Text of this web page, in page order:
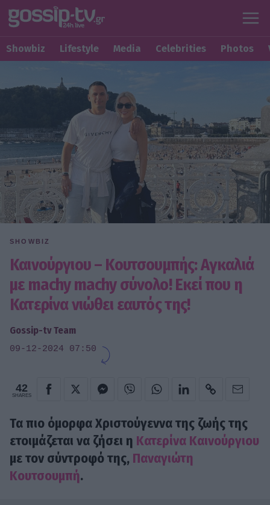
Showbiz Lifestyle Media Celebrities Photos
SHOWBIZ
Καινούργιου – Κουτσουμπής: Αγκαλιά
με machy machy σύνολο! Εκεί που η
Κατερίνα νιώθει εαυτός της!
Gossip-tv Team
09-12-2024 07:50
42
SHARES
Τα πιο όμορφα Χριστούγεννα της ζωής της
ετοιμάζεται να ζήσει η Κατερίνα Καινούργιου
με τον σύντροφό της, Παναγιώτη
Κουτσουμπή.